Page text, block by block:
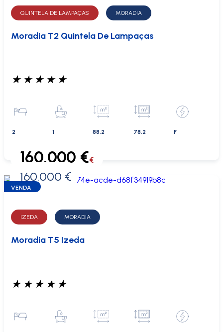
QUINTELA DE LAMPAÇAS MORADIA
Moradia T2 Quintela De Lampaças
★ ★ ★ ★ ★
2 1 88.2 78.2 F
0 €
160.000 €€
160.000 €
VENDA
IZEDA MORADIA
Moradia T5 Izeda
★ ★ ★ ★ ★